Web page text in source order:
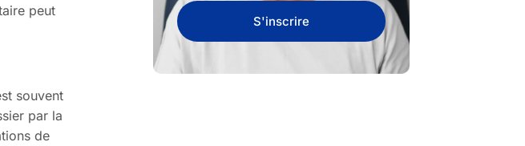
peut
souvent
par la
de
S'inscrire